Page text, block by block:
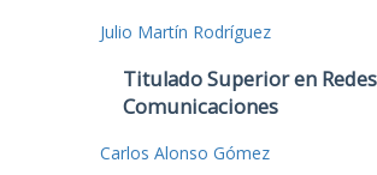
Julio Martín Rodríguez
Titulado Superior en
Comunicaciones
Carlos Alonso Gómez